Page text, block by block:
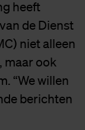
heeft
de Dienst
niet alleen
maar ook
“We willen
berichten